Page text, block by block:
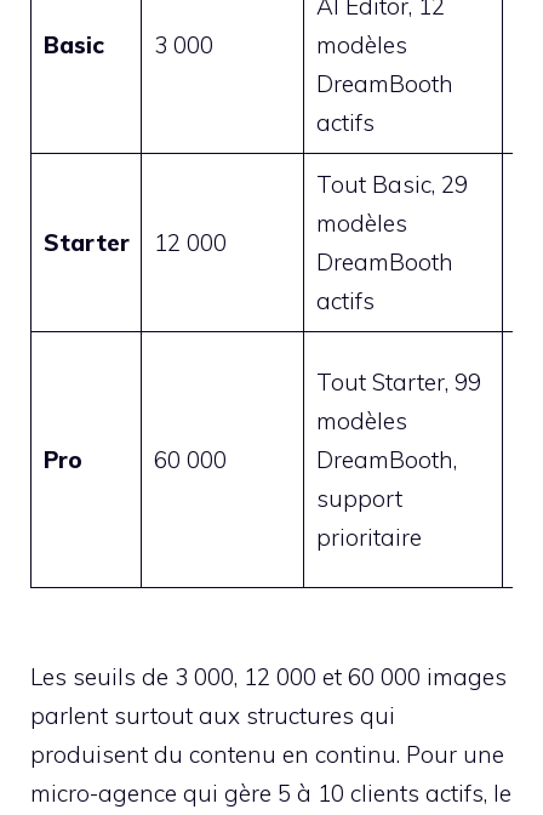
Basic 3 000
modèles
DreamBooth
actifs
Starter 12 000
Tout Basic, 29
modèles
DreamBooth
actifs
Pro 60 000
Tout Starter, 99
modèles
DreamBooth,
support
prioritaire
Les seuils de 3 000, 12 000 et 60 000 images
parlent surtout aux structures qui
produisent du contenu en continu. Pour une
micro-agence qui gère 5 à 10 clients actifs, le